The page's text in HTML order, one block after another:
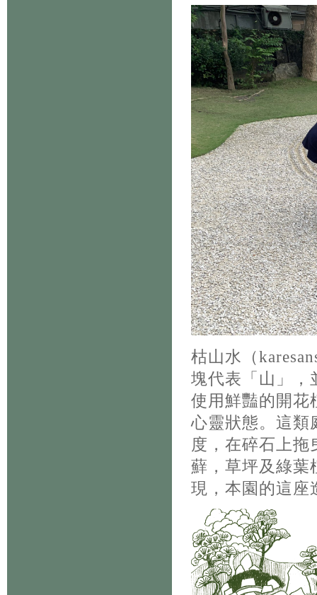
枯山水（
塊代表「山」，
使用鮮豔的開花
心靈狀態。這類
度，在碎石上
蘚，草坪及綠葉
現，本園的這座